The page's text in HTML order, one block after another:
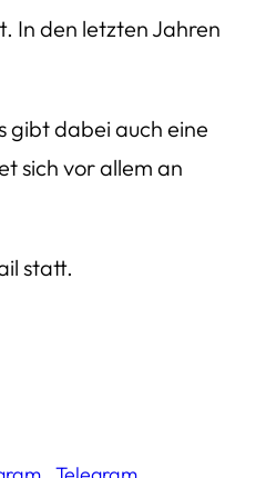
In den letzten Jahren
gibt dabei auch eine
sich vor allem an
statt.